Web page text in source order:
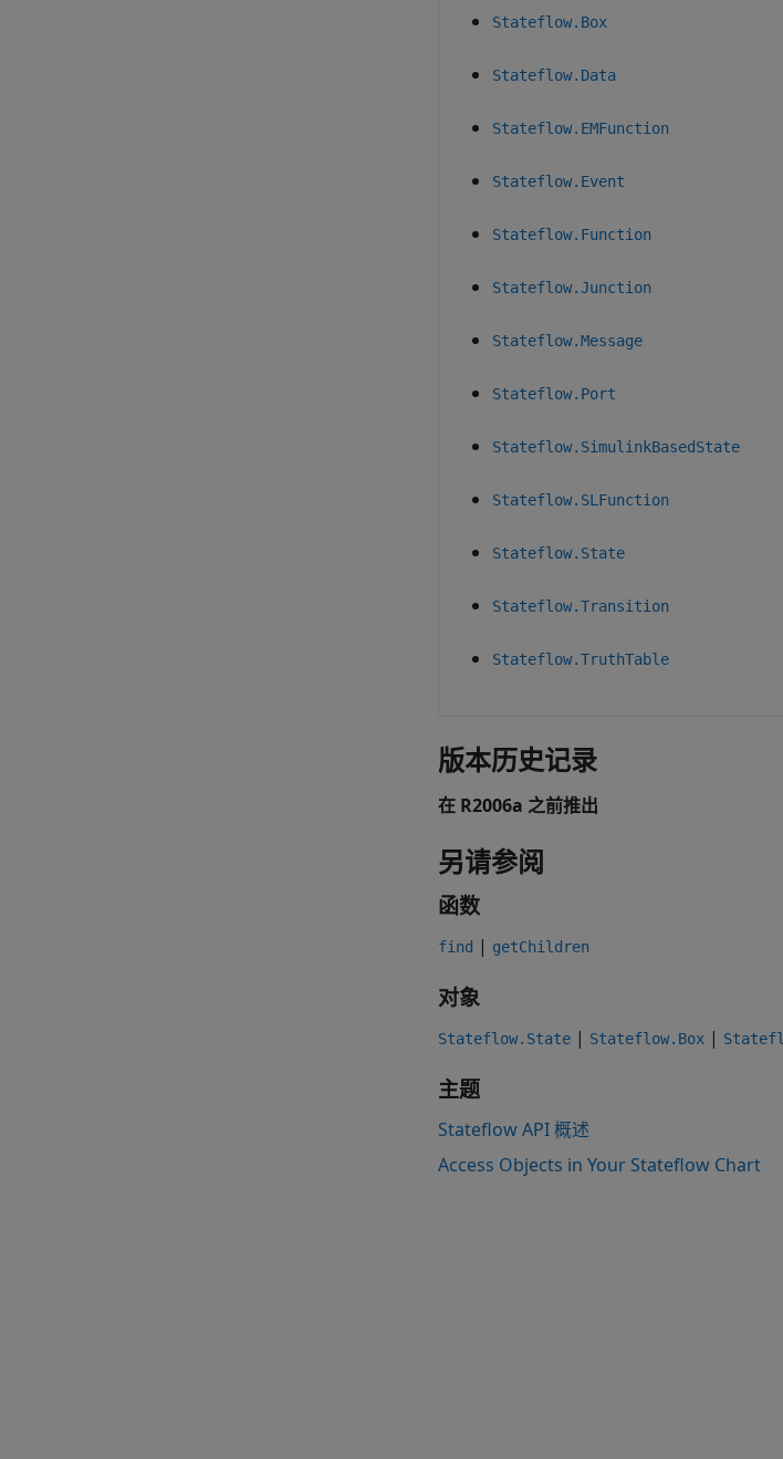
Stateflow.Box
Stateflow.Data
Stateflow.EMFunction
Stateflow.Event
Stateflow.Function
Stateflow.Junction
Stateflow.Message
Stateflow.Port
Stateflow.SimulinkBasedState
Stateflow.SLFunction
Stateflow.State
Stateflow.Transition
Stateflow.TruthTable
版本历史记录
在 R2006a 之前推出
另请参阅
函数
find | getChildren
对象
Stateflow.State | Stateflow.Box |
主题
Stateflow API 概述
Access Objects in Your Stateflow Chart